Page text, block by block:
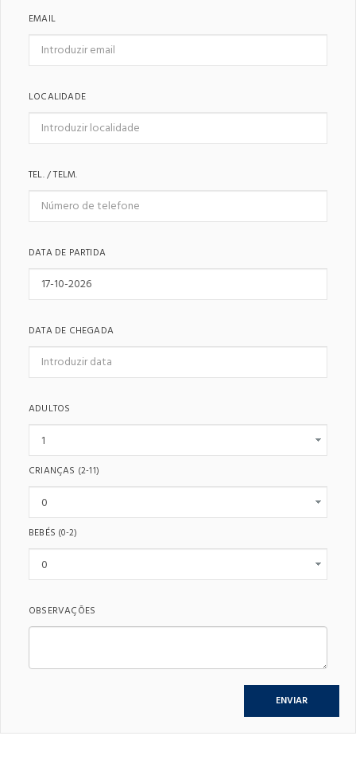
EMAIL
LOCALIDADE
TEL. / TELM.
DATA DE PARTIDA
DATA DE CHEGADA
ADULTOS
CRIANÇAS (2-11)
BEBÉS (0-2)
OBSERVAÇÕES